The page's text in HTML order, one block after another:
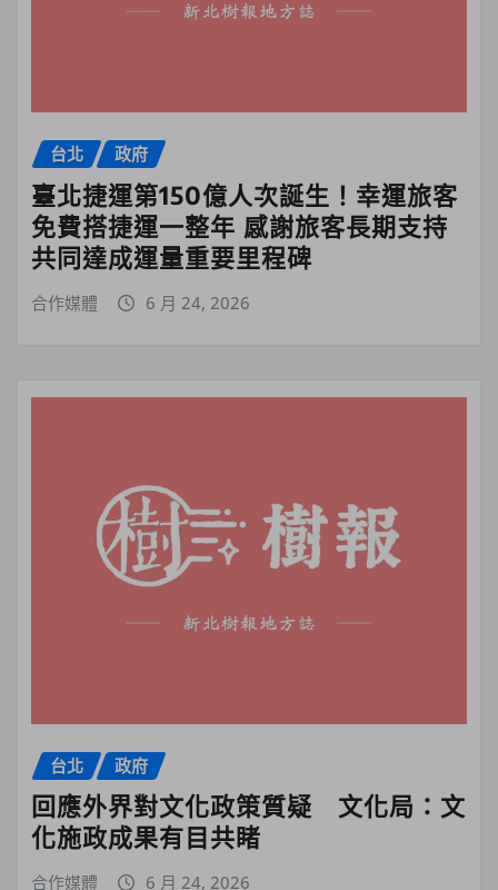
台北 政府
臺北捷運第150億人次誕生！幸運旅客
免費搭捷運一整年 感謝旅客長期支持
共同達成運量重要里程碑
合作媒體 6 月 24, 2026
台北 政府
回應外界對文化政策質疑 文化局：文
化施政成果有目共睹
合作媒體 6 月 24, 2026